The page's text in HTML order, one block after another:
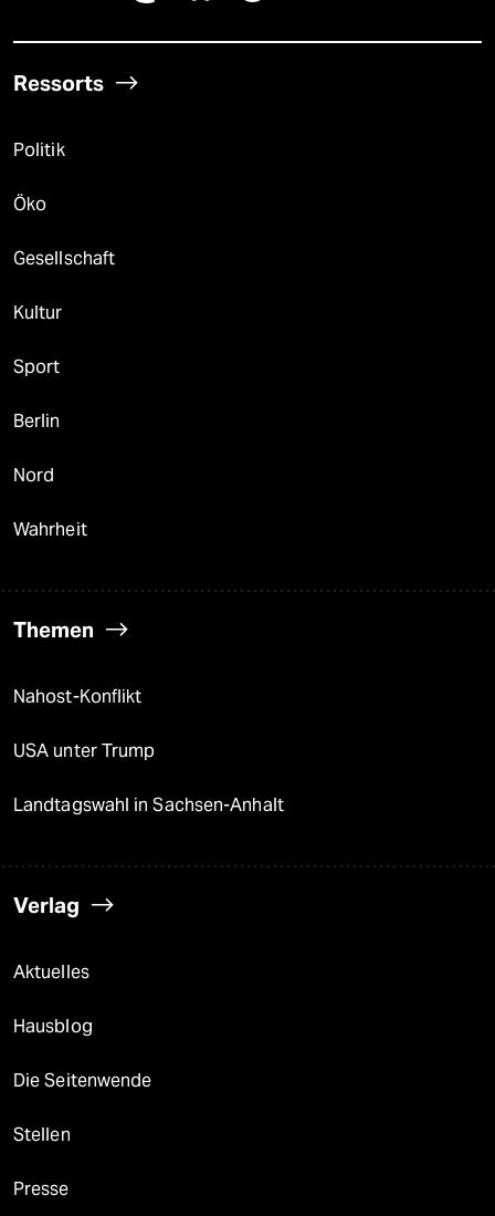
Ressorts
Politik
Öko
Gesellschaft
Kultur
Sport
Berlin
Nord
Wahrheit
Themen
Nahost-Konflikt
USA unter Trump
Landtagswahl in Sachsen-Anhalt
Verlag
Aktuelles
Hausblog
Die Seitenwende
Stellen
Presse